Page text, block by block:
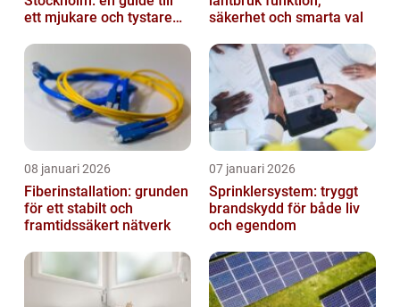
ett mjukare och tystare
säkerhet och smarta val
08 januari 2026
Fiberinstallation: grunden
för ett stabilt och
framtidssäkert nätverk
07 januari 2026
Sprinklersystem: tryggt
brandskydd för både liv
och egendom